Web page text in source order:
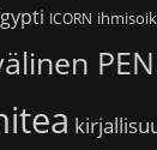
ICORN
PEN